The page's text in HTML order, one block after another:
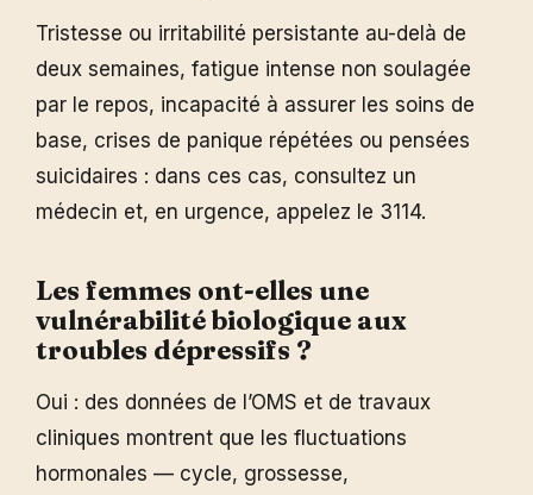
Tristesse ou irritabilité persistante au-delà de
deux semaines, fatigue intense non soulagée
par le repos, incapacité à assurer les soins de
base, crises de panique répétées ou pensées
suicidaires : dans ces cas, consultez un
médecin et, en urgence, appelez le 3114.
Les femmes ont-elles une
vulnérabilité biologique aux
troubles dépressifs ?
Oui : des données de l’OMS et de travaux
cliniques montrent que les fluctuations
hormonales — cycle, grossesse,